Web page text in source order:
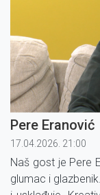
Pere Eranović
17.04.2026. 21:00
Naš gost je Pere
glumac i